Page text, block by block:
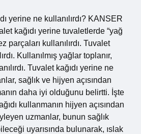
yerine ne kullanılırdı? KANSER
kağıdı yerine tuvaletlerde “yağ
parçaları kullanılırdı. Tuvalet
Kullanılmış yağlar toplanır,
Tuvalet kağıdı yerine ne
sağlık ve hijyen açısından
daha iyi olduğunu belirtti. İşte
kullanmanın hijyen açısından
uzmanlar, bunun sağlık
uyarısında bulunarak, ıslak